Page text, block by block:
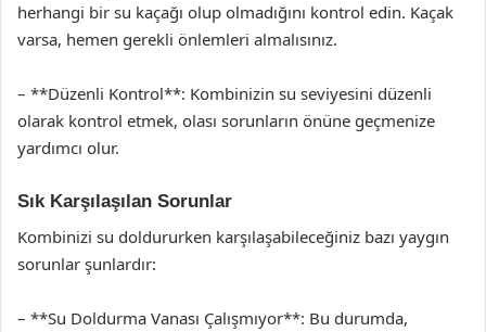
herhangi bir su kaçağı olup olmadığını kontrol edin. Kaçak
varsa, hemen gerekli önlemleri almalısınız.
– **Düzenli Kontrol**: Kombinizin su seviyesini düzenli
olarak kontrol etmek, olası sorunların önüne geçmenize
yardımcı olur.
Sık Karşılaşılan Sorunlar
Kombinizi su doldururken karşılaşabileceğiniz bazı yaygın
sorunlar şunlardır:
– **Su Doldurma Vanası Çalışmıyor**: Bu durumda,